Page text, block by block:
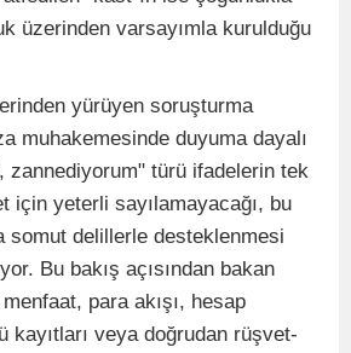
üzerinden varsayımla kurulduğu
yürüyen soruşturma
muhakemesinde duyuma dayalı
zannediyorum" türü ifadelerin tek
için yeterli sayılamayacağı, bu
somut delillerle desteklenmesi
Bu bakış açısından bakan
para akışı, hesap
kayıtları veya doğrudan rüşvet-